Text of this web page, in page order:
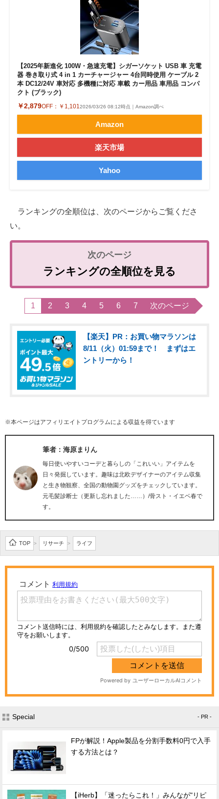
【2025年新進化 100W・急速充電】シガーソケット USB 車 充電
器 巻き取り式 4 in 1 カーチャージャー 4台同時使用 ケーブル 2
本 DC12/24V 車対応 多機種に対応 車載 カー用品 車用品 コンパ
クト (ブラック)
￥2,879OFF： ￥1,1012026/03/26 08:12時点｜Amazon調べ
Amazon
楽天市場
Yahoo
ランキングの全順位は、次のページからご覧くださ
い。
ランキングの全順位を見る
1 2 3 4 5 6 7 次のページ
【楽天】PR：お買い物マラソンは
8/11（火）01:59まで！ まずはエ
ントリーから！
※本ページはアフィリエイトプログラムによる収益を得ています
筆者：海原まりん
毎日使いやすいコーデと暮らしの「これいい」アイテムを
日々発掘しています。趣味は北欧デザイナーのアイテム収集
と生き物観察、全国の動物園グッズをチェックしています。
元毛髪診断士（更新し忘れました……）/骨スト・イエベ春で
す。
TOP > リサーチ > ライフ
Special - PR -
FPが解説！Apple製品を分割手数料0円で入手
する方法とは？
【iHerb】「迷ったらこれ！」みんなが"リピ